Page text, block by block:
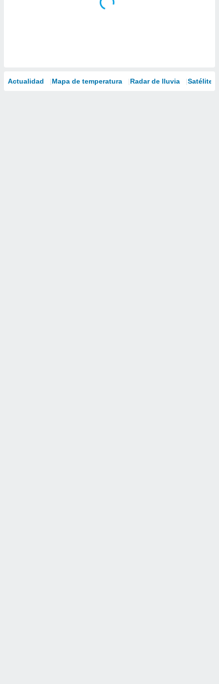
Actualidad Mapa de temperatura Radar de lluvia Satélites